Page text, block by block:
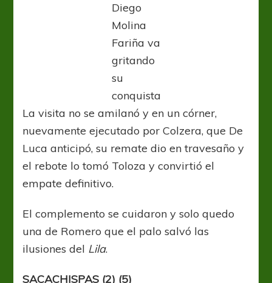
Diego
Molina
Fariña va
gritando
su
conquista
La visita no se amilanó y en un córner,
nuevamente ejecutado por Colzera, que De
Luca anticipó, su remate dio en travesaño y
el rebote lo tomó Toloza y convirtió el
empate definitivo.
El complemento se cuidaron y solo quedo
una de Romero que el palo salvó las
ilusiones del Lila.
SACACHISPAS (2) (5)